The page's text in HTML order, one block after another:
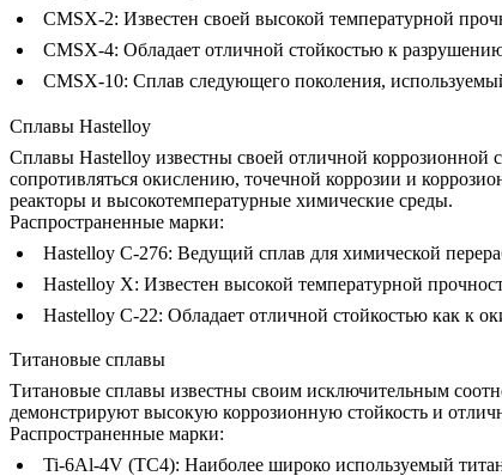
CMSX-2: Известен своей высокой температурной
CMSX-4: Обладает отличной стойкостью к
CMSX-10: Сплав следующего поколения,
Сплавы Hastelloy
Сплавы Hastelloy известны своей отличной коррозионной
сопротивляться окислению, точечной коррозии и
реакторы и высокотемпературные химические среды.
Распространенные марки:
Hastelloy C-276: Ведущий сплав для химической
Hastelloy X: Известен высокой температурной
Hastelloy C-22: Обладает отличной стойкостью как к
Титановые сплавы
Титановые сплавы известны своим исключительным
демонстрируют высокую коррозионную стойкость и
Распространенные марки:
Ti-6Al-4V (TC4): Наиболее широко используемый